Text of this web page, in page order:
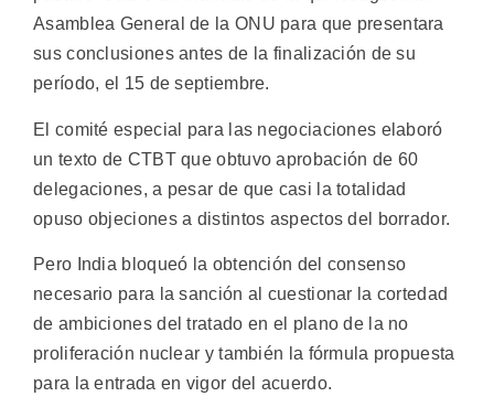
Asamblea General de la ONU para que presentara
sus conclusiones antes de la finalización de su
período, el 15 de septiembre.
El comité especial para las negociaciones elaboró
un texto de CTBT que obtuvo aprobación de 60
delegaciones, a pesar de que casi la totalidad
opuso objeciones a distintos aspectos del borrador.
Pero India bloqueó la obtención del consenso
necesario para la sanción al cuestionar la cortedad
de ambiciones del tratado en el plano de la no
proliferación nuclear y también la fórmula propuesta
para la entrada en vigor del acuerdo.